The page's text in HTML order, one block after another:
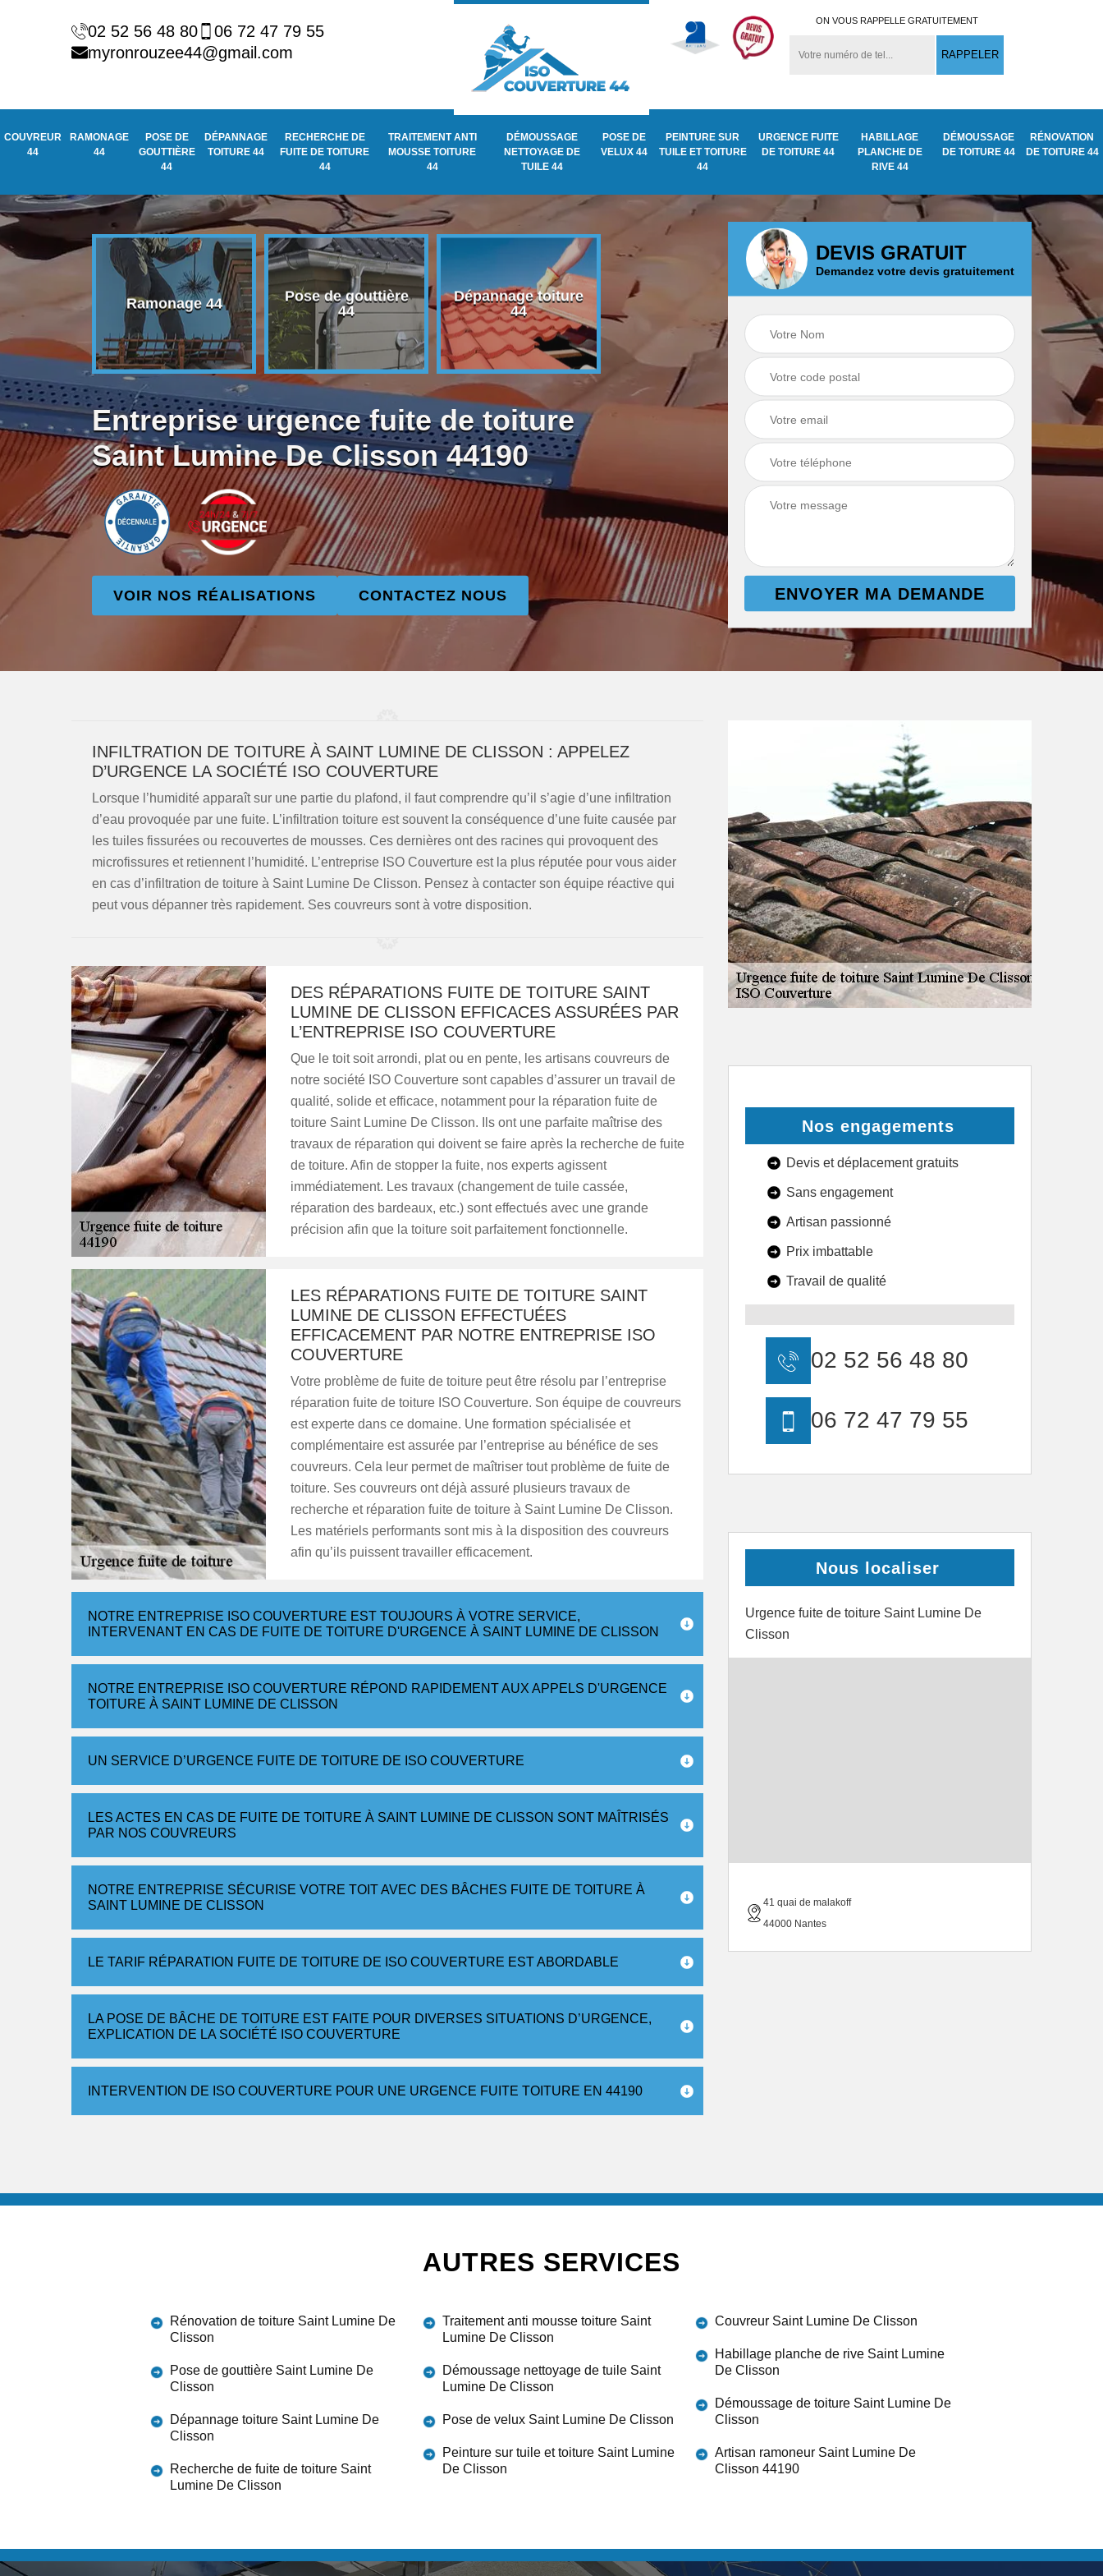
02 52 56 48 80
06 72 47 79 55
myronrouzee44@gmail.com
ON VOUS RAPPELLE GRATUITEMENT
COUVREUR
44
RAMONAGE
44
POSE DE
GOUTTIÈRE
44
DÉPANNAGE
TOITURE 44
RECHERCHE DE
FUITE DE TOITURE
44
TRAITEMENT ANTI
MOUSSE TOITURE
44
DÉMOUSSAGE
NETTOYAGE DE
TUILE 44
POSE DE
VELUX 44
PEINTURE SUR
TUILE ET TOITURE
44
URGENCE FUITE
DE TOITURE 44
HABILLAGE
PLANCHE DE
RIVE 44
DÉMOUSSAGE
DE TOITURE 44
RÉNOVATION
DE TOITURE 44
Ramonage 44
Pose de gouttière
44
Dépannage toiture
44
Recherche de fuite
Traitement anti
Démoussage
nettoyage de tuile
Entreprise urgence fuite de toiture
Saint Lumine De Clisson 44190
VOIR NOS RÉALISATIONS CONTACTEZ NOUS
DEVIS GRATUIT
Demandez votre devis gratuitement
INFILTRATION DE TOITURE À SAINT LUMINE DE CLISSON : APPELEZ
D’URGENCE LA SOCIÉTÉ ISO COUVERTURE
Lorsque l’humidité apparaît sur une partie du plafond, il faut comprendre qu’il s’agie d’une infiltration
d’eau provoquée par une fuite. L’infiltration toiture est souvent la conséquence d’une fuite causée par
les tuiles fissurées ou recouvertes de mousses. Ces dernières ont des racines qui provoquent des
microfissures et retiennent l’humidité. L’entreprise ISO Couverture est la plus réputée pour vous aider
en cas d’infiltration de toiture à Saint Lumine De Clisson. Pensez à contacter son équipe réactive qui
peut vous dépanner très rapidement. Ses couvreurs sont à votre disposition.
DES RÉPARATIONS FUITE DE TOITURE SAINT
LUMINE DE CLISSON EFFICACES ASSURÉES PAR
L’ENTREPRISE ISO COUVERTURE
Que le toit soit arrondi, plat ou en pente, les artisans couvreurs de
notre société ISO Couverture sont capables d’assurer un travail de
qualité, solide et efficace, notamment pour la réparation fuite de
toiture Saint Lumine De Clisson. Ils ont une parfaite maîtrise des
travaux de réparation qui doivent se faire après la recherche de fuite
de toiture. Afin de stopper la fuite, nos experts agissent
immédiatement. Les travaux (changement de tuile cassée,
réparation des bardeaux, etc.) sont effectués avec une grande
précision afin que la toiture soit parfaitement fonctionnelle.
LES RÉPARATIONS FUITE DE TOITURE SAINT
LUMINE DE CLISSON EFFECTUÉES
EFFICACEMENT PAR NOTRE ENTREPRISE ISO
COUVERTURE
Votre problème de fuite de toiture peut être résolu par l’entreprise
réparation fuite de toiture ISO Couverture. Son équipe de couvreurs
est experte dans ce domaine. Une formation spécialisée et
complémentaire est assurée par l’entreprise au bénéfice de ses
couvreurs. Cela leur permet de maîtriser tout problème de fuite de
toiture. Ses couvreurs ont déjà assuré plusieurs travaux de
recherche et réparation fuite de toiture à Saint Lumine De Clisson.
Les matériels performants sont mis à la disposition des couvreurs
afin qu’ils puissent travailler efficacement.
NOTRE ENTREPRISE ISO COUVERTURE EST TOUJOURS À VOTRE SERVICE,
INTERVENANT EN CAS DE FUITE DE TOITURE D'URGENCE À SAINT LUMINE DE CLISSON
NOTRE ENTREPRISE ISO COUVERTURE RÉPOND RAPIDEMENT AUX APPELS D'URGENCE
TOITURE À SAINT LUMINE DE CLISSON
UN SERVICE D’URGENCE FUITE DE TOITURE DE ISO COUVERTURE
LES ACTES EN CAS DE FUITE DE TOITURE À SAINT LUMINE DE CLISSON SONT MAÎTRISÉS
PAR NOS COUVREURS
NOTRE ENTREPRISE SÉCURISE VOTRE TOIT AVEC DES BÂCHES FUITE DE TOITURE À
SAINT LUMINE DE CLISSON
LE TARIF RÉPARATION FUITE DE TOITURE DE ISO COUVERTURE EST ABORDABLE
LA POSE DE BÂCHE DE TOITURE EST FAITE POUR DIVERSES SITUATIONS D’URGENCE,
EXPLICATION DE LA SOCIÉTÉ ISO COUVERTURE
INTERVENTION DE ISO COUVERTURE POUR UNE URGENCE FUITE TOITURE EN 44190
Nos engagements
Devis et déplacement gratuits
Sans engagement
Artisan passionné
Prix imbattable
Travail de qualité
02 52 56 48 80
06 72 47 79 55
Nous localiser
Urgence fuite de toiture Saint Lumine De
Clisson
41 quai de malakoff
44000 Nantes
AUTRES SERVICES
Rénovation de toiture Saint Lumine De
Clisson
Pose de gouttière Saint Lumine De
Clisson
Dépannage toiture Saint Lumine De
Clisson
Recherche de fuite de toiture Saint
Lumine De Clisson
Traitement anti mousse toiture Saint
Lumine De Clisson
Démoussage nettoyage de tuile Saint
Lumine De Clisson
Pose de velux Saint Lumine De Clisson
Peinture sur tuile et toiture Saint Lumine
De Clisson
Couvreur Saint Lumine De Clisson
Habillage planche de rive Saint Lumine
De Clisson
Démoussage de toiture Saint Lumine De
Clisson
Artisan ramoneur Saint Lumine De
Clisson 44190